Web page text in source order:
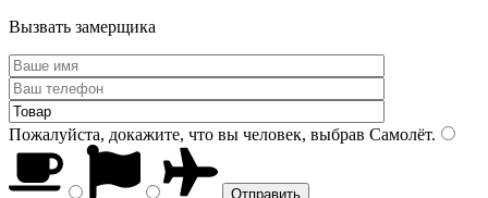
Вызвать замерщика
Пожалуйста, докажите, что вы человек, выбрав Самолёт.